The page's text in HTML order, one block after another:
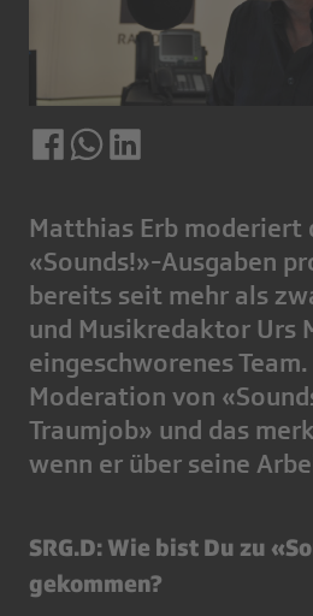
Matthias Erb moderiert
«Sounds!»-Ausgaben
bereits seit mehr als
und Musikredaktor Urs
eingeschworenes
Moderation von
Traumjob» und das
wenn er über seine
SRG.D: Wie bist Du zu
gekommen?